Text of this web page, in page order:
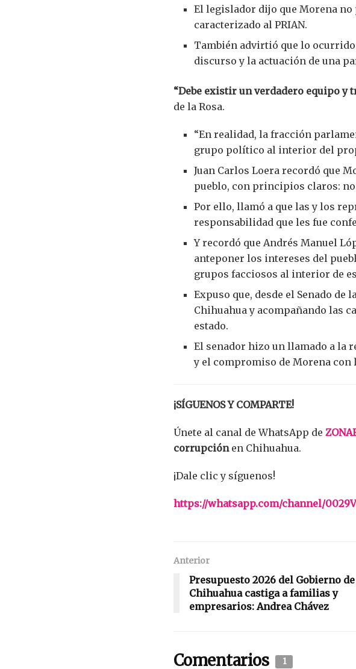
El legislador dijo que Morena
caracterizado al PRIAN.
También advirtió que lo
discurso y la actuación de una
“Debe existir un verdadero equipo y
de la Rosa.
“En realidad, la fracción
grupo político al interior del
Juan Carlos Loera recordó que
pueblo, con principios claros:
Por ello, llamó a que las y los
responsabilidad que les fue
Y recordó que Andrés Manuel
anteponer los intereses del
grupos facciosos al interior de
Expuso que, desde el Senado
Chihuahua y acompañando las
estado.
El senador hizo un llamado a la
y el compromiso de Morena con
¡SÍGUENOS Y COMPARTE!
Únete al canal de WhatsApp de
corrupciónen Chihuahua.
¡Dale clic y síguenos!
https://whatsapp.com/channel/
Anterior
Presupuesto 2026 del Gobierno de
Chihuahua castiga a familias y
empresarios: Andrea Chávez
Comentarios 1